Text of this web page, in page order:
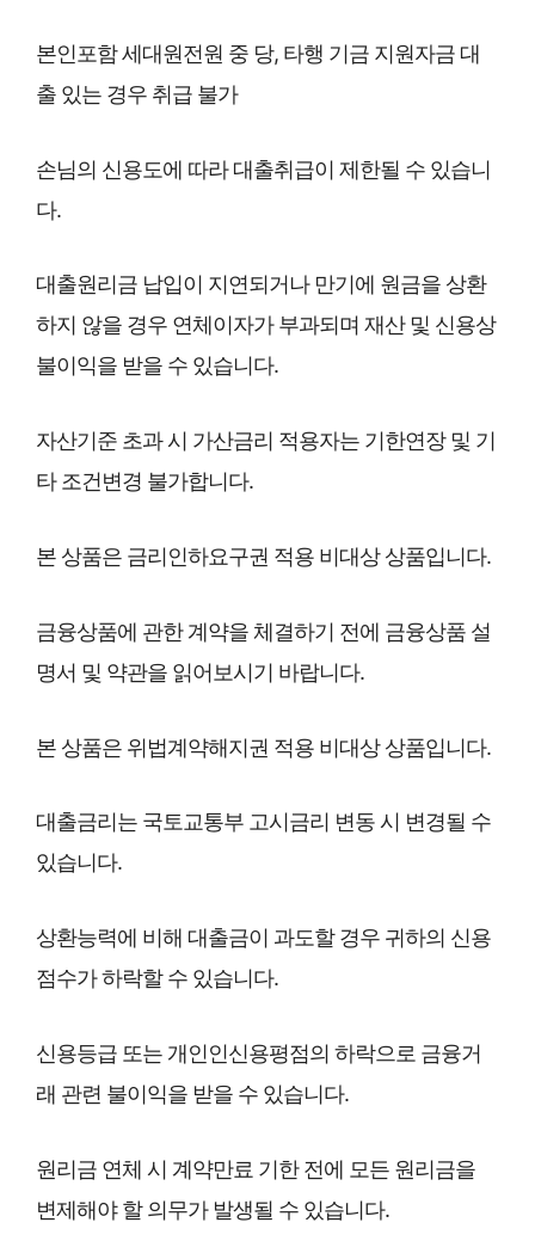
본인포함 세대원전원 중 당, 타행 기금 지원자금 대
출 있는 경우 취급 불가
손님의 신용도에 따라 대출취급이 제한될 수 있습니
다.
대출원리금 납입이 지연되거나 만기에 원금을 상환
하지 않을 경우 연체이자가 부과되며 재산 및 신용상
불이익을 받을 수 있습니다.
자산기준 초과 시 가산금리 적용자는 기한연장 및 기
타 조건변경 불가합니다.
본 상품은 금리인하요구권 적용 비대상 상품입니다.
금융상품에 관한 계약을 체결하기 전에 금융상품 설
명서 및 약관을 읽어보시기 바랍니다.
본 상품은 위법계약해지권 적용 비대상 상품입니다.
대출금리는 국토교통부 고시금리 변동 시 변경될 수
있습니다.
상환능력에 비해 대출금이 과도할 경우 귀하의 신용
점수가 하락할 수 있습니다.
신용등급 또는 개인인신용평점의 하락으로 금융거
래 관련 불이익을 받을 수 있습니다.
원리금 연체 시 계약만료 기한 전에 모든 원리금을
변제해야 할 의무가 발생될 수 있습니다.